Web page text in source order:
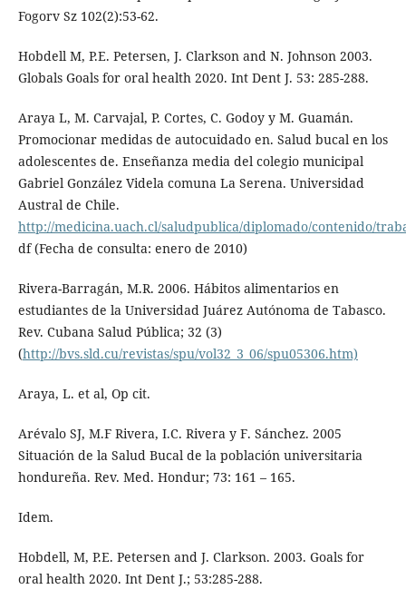
Fogorv Sz 102(2):53-62.
Hobdell M, P.E. Petersen, J. Clarkson and N. Johnson 2003.
Globals Goals for oral health 2020. Int Dent J. 53: 285-288.
Araya L, M. Carvajal, P. Cortes, C. Godoy y M. Guamán.
Promocionar medidas de autocuidado en. Salud bucal en los
adolescentes de. Enseñanza media del colegio municipal
Gabriel González Videla comuna La Serena. Universidad
Austral de Chile.
http://medicina.uach.cl/saludpublica/diplomado/contenido/
df (Fecha de consulta: enero de 2010)
Rivera-Barragán, M.R. 2006. Hábitos alimentarios en
estudiantes de la Universidad Juárez Autónoma de Tabasco.
Rev. Cubana Salud Pública; 32 (3)
(http://bvs.sld.cu/revistas/spu/vol32_3_06/spu05306.htm)
Araya, L. et al, Op cit.
Arévalo SJ, M.F Rivera, I.C. Rivera y F. Sánchez. 2005
Situación de la Salud Bucal de la población universitaria
hondureña. Rev. Med. Hondur; 73: 161 – 165.
Idem.
Hobdell, M, P.E. Petersen and J. Clarkson. 2003. Goals for
oral health 2020. Int Dent J.; 53:285-288.